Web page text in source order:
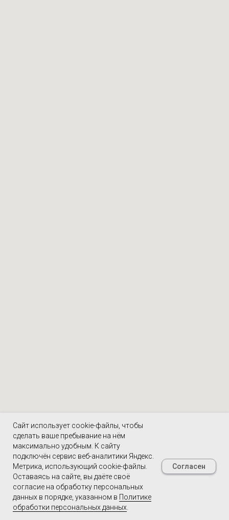
Сайт использует cookie-файлы, чтобы
сделать ваше пребывание на нём
максимально удобным. К cайту
подключён сервис веб-аналитики Яндекс.
Метрика, использующий cookie-файлы.
Оставаясь на сайте, вы даёте своё
согласие на обработку персональных
данных в порядке, указанном в Политике
обработки персональных данных
Согласен